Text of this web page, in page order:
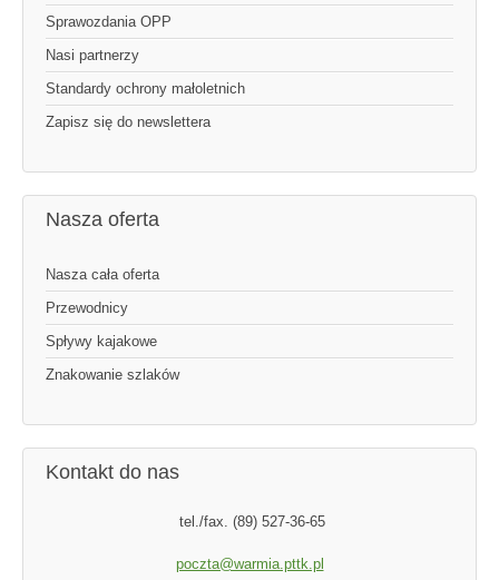
Sprawozdania OPP
Nasi partnerzy
Standardy ochrony małoletnich
Zapisz się do newslettera
Nasza oferta
Nasza cała oferta
Przewodnicy
Spływy kajakowe
Znakowanie szlaków
Kontakt do nas
tel./fax. (89) 527-36-65
poczta@warmia.pttk.pl